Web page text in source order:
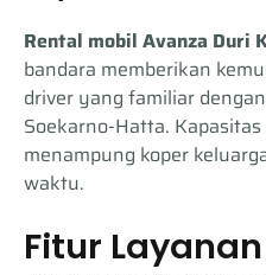
Rental mobil Avanza Duri
bandara memberikan
driver yang familiar
Soekarno-Hatta.
menampung koper
waktu.
Fitur